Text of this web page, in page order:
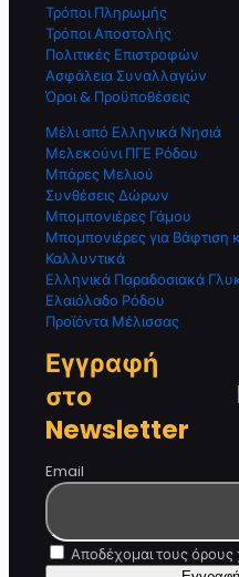
Τρόποι Πληρωμής
Τρόποι Αποστολής
Πολιτικές Επιστροφών
Ασφάλεια Συναλλαγών
Όροι & Προϋποθέσεις
Μέλι από Ελληνικά Νησιά
Μελεκούνι ΠΓΕ Ρόδου
Μπάρες Μελιού
Συνθέσεις Δώρων
Μπομπονιέρες Γάμου
Μπομπονιέρες για Βάφτιση
Καλλυντικά
Ελληνικά Παραδοσιακά
Ελαιόλαδο Ρόδου
Προϊόντα Μέλισσας
Εγγραφή
στο
Newsletter
Email
Αποδέχομαι τους όρους